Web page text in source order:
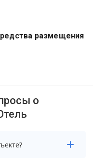
размещения
о